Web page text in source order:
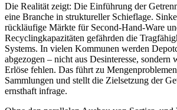
Die Realität zeigt: Die Einführung der
eine Branche in struktureller Schieflage.
rückläufige Märkte für Second-Hand-Ware
Recyclingkapazitäten gefährden die
Systems. In vielen Kommunen werden
abgezogen – nicht aus Desinteresse, sondern
Erlöse fehlen. Das führt zu
Sammlungen und stellt die Zielsetzung der
ernsthaft infrage.